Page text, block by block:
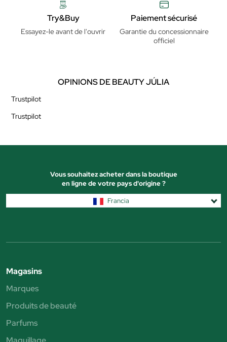
Try&Buy
Essayez-le avant de l'ouvrir
Paiement sécurisé
Garantie du concessionnaire
officiel
OPINIONS DE BEAUTY JÚLIA
Trustpilot
Trustpilot
Vous souhaitez acheter dans la boutique
en ligne de votre pays d'origine ?
Francia
Magasins
Marques
Produits de beauté
Parfums